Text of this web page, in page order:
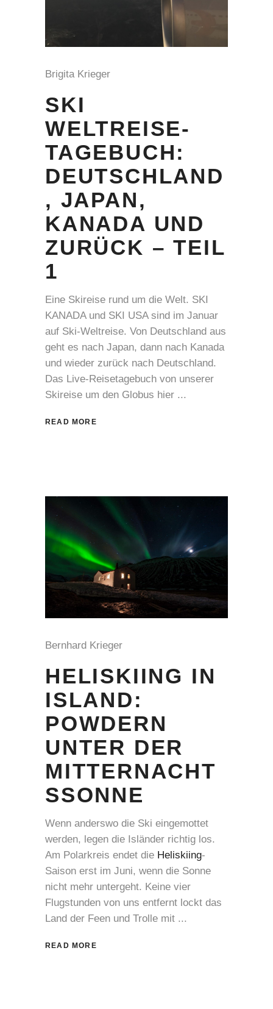
Brigita Krieger
SKI
WELTREISE-
TAGEBUCH:
DEUTSCHLAND
, JAPAN,
KANADA UND
ZURÜCK – TEIL
1
Eine Skireise rund um die Welt. SKI
KANADA und SKI USA sind im Januar
auf Ski-Weltreise. Von Deutschland aus
geht es nach Japan, dann nach Kanada
und wieder zurück nach Deutschland.
Das Live-Reisetagebuch von unserer
Skireise um den Globus hier
READ MORE
Bernhard Krieger
HELISKIING IN
ISLAND:
POWDERN
UNTER DER
MITTERNACHT
SSONNE
Wenn anderswo die Ski eingemottet
werden, legen die Isländer richtig los.
Am Polarkreis endet die Heliskiing-
Saison erst im Juni, wenn die Sonne
nicht mehr untergeht. Keine vier
Flugstunden von uns entfernt lockt das
Land der Feen und Trolle mit
READ MORE